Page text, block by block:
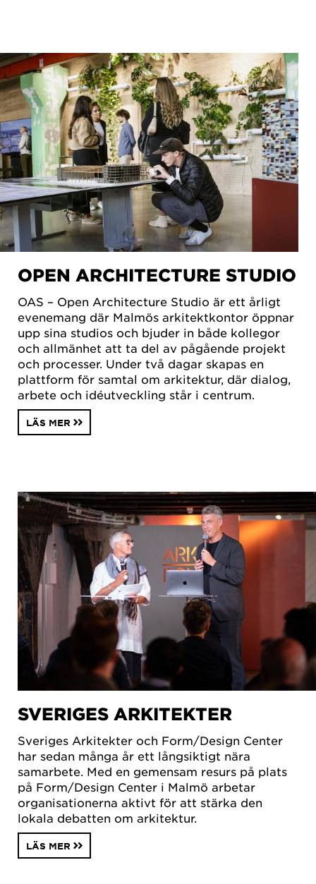
OPEN ARCHITECTURE STUDIO
OAS – Open Architecture Studio är ett årligt
evenemang där Malmös arkitektkontor öppnar
upp sina studios och bjuder in både kollegor
och allmänhet att ta del av pågående projekt
och processer. Under två dagar skapas en
plattform för samtal om arkitektur, där dialog,
arbete och idéutveckling står i centrum.
LÄS MER
SVERIGES ARKITEKTER
Sveriges Arkitekter och Form/Design Center
har sedan många år ett långsiktigt nära
samarbete. Med en gemensam resurs på plats
på Form/Design Center i Malmö arbetar
organisationerna aktivt för att stärka den
lokala debatten om arkitektur.
LÄS MER